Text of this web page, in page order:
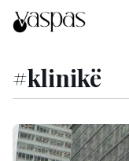
#klinikë